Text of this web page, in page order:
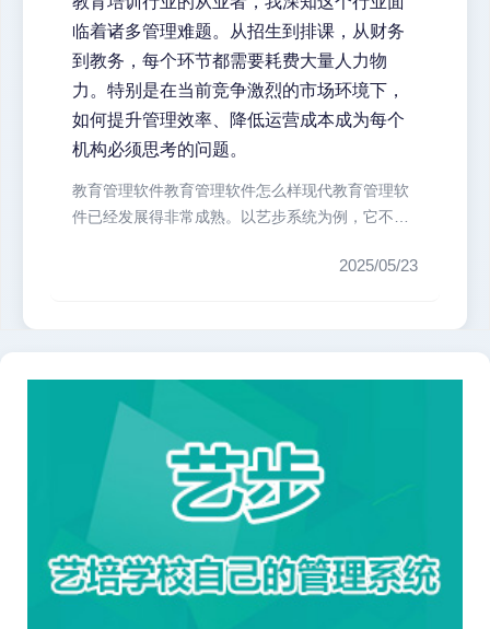
临着诸多管理难题。从招生到排课，从财务
到教务，每个环节都需要耗费大量人力物
力。特别是在当前竞争激烈的市场环境下，
如何提升管理效率、降低运营成本成为每个
机构必须思考的问题。
教育管理软件教育管理软件怎么样现代教育管理软
件已经发展得非常成熟。以艺步系统为例，它不仅
2025/05/23